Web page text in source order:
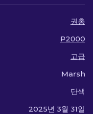
권총
P2000
고급
Marsh
단색
2025년 3월 31일